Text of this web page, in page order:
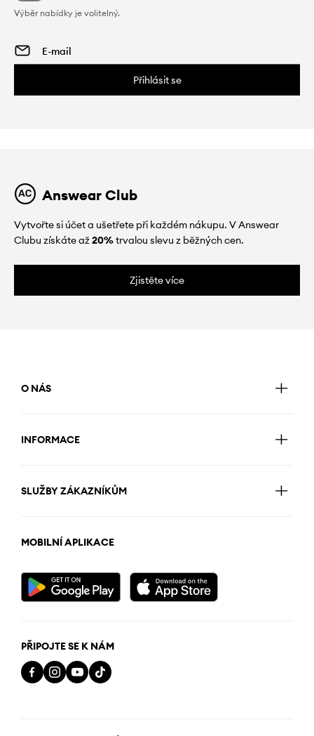
Výběr nabídky je volitelný.
Přihlásit se
Answear Club
Vytvořte si účet a ušetřete při každém nákupu. V Answear
Clubu získáte až20%trvalou slevu z běžných cen.
Zjistěte více
O NÁS
INFORMACE
SLUŽBY ZÁKAZNÍKŮM
MOBILNÍ APLIKACE
PŘIPOJTE SE K NÁM